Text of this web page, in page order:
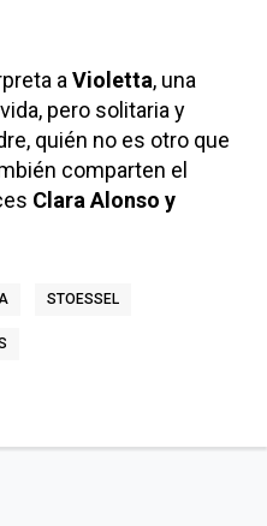
a Violetta, una
pero solitaria y
quién no es otro que
comparten el
Clara Alonso y
STOESSEL